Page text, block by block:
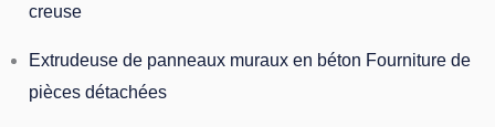
creuse
Extrudeuse de panneaux muraux en béton Fourniture de
pièces détachées